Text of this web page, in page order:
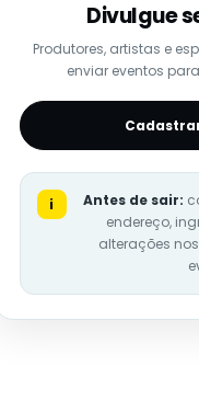
Divulgue
Produtores, artistas e
enviar eventos
i Antes de sair:
endereço,
alterações